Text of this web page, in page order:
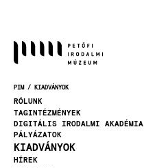
MORZSA
PIM KIADVÁNYOK
RÓLUNK
TAGINTÉZMÉNYEK
DIGITÁLIS IRODALMI AKADÉMIA
PÁLYÁZATOK
KIADVÁNYOK
HÍREK